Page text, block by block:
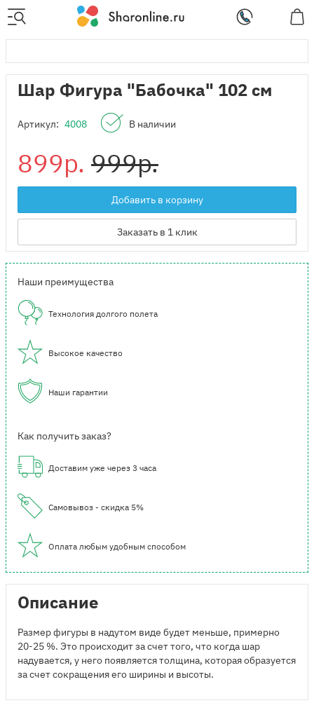
Шар Фигура "Бабочка" 102 см
Артикул: 4008 В наличии
899р. 999р.
Добавить в корзину
Заказать в 1 клик
Наши преимущества
Технология долгого полета
Высокое качество
Наши гарантии
Как получить заказ?
Доставим уже через 3 часа
Самовывоз - скидка 5%
Оплата любым удобным способом
Описание
Размер фигуры в надутом виде будет меньше, примерно
20-25 %. Это происходит за счет того, что когда шар
надувается, у него появляется толщина, которая образуется
за счет сокращения его ширины и высоты.